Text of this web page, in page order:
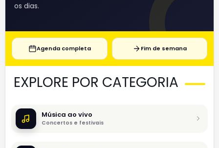
os dias.
Agenda completa Fim de semana
EXPLORE POR CATEGORIA
Música ao vivo
Concertos e festivais